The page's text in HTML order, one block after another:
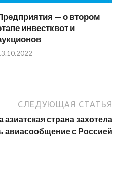
— о втором
инвестквот и
СЛЕДУЮЩАЯ СТАТЬЯ
страна захотела
авиасообщение с Россией